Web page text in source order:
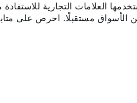
العلامات التجارية
الأسواق مستقبلًا. احرص على